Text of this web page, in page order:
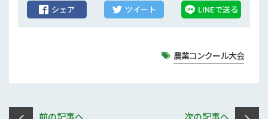
シェア ツイート LINEで送る
農業コンクール大会
前の記事へ 次の記事へ
試験研究
農業コンクール大会
農薬